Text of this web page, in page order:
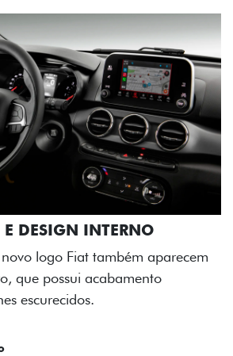
DESIGN INTERNO
logo Fiat também aparecem
que possui acabamento
escurecidos.